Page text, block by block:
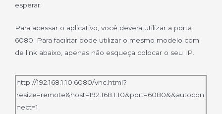
esperar.
Para acessar o aplicativo, você devera utilizar a porta
6080. Para facilitar pode utilizar o mesmo modelo com
de link abaixo, apenas não esqueça colocar o seu IP.
http://192.168.1.10:6080/vnc.html?
resize=remote&host=192.168.1.10&port=6080&&autocon
nect=1